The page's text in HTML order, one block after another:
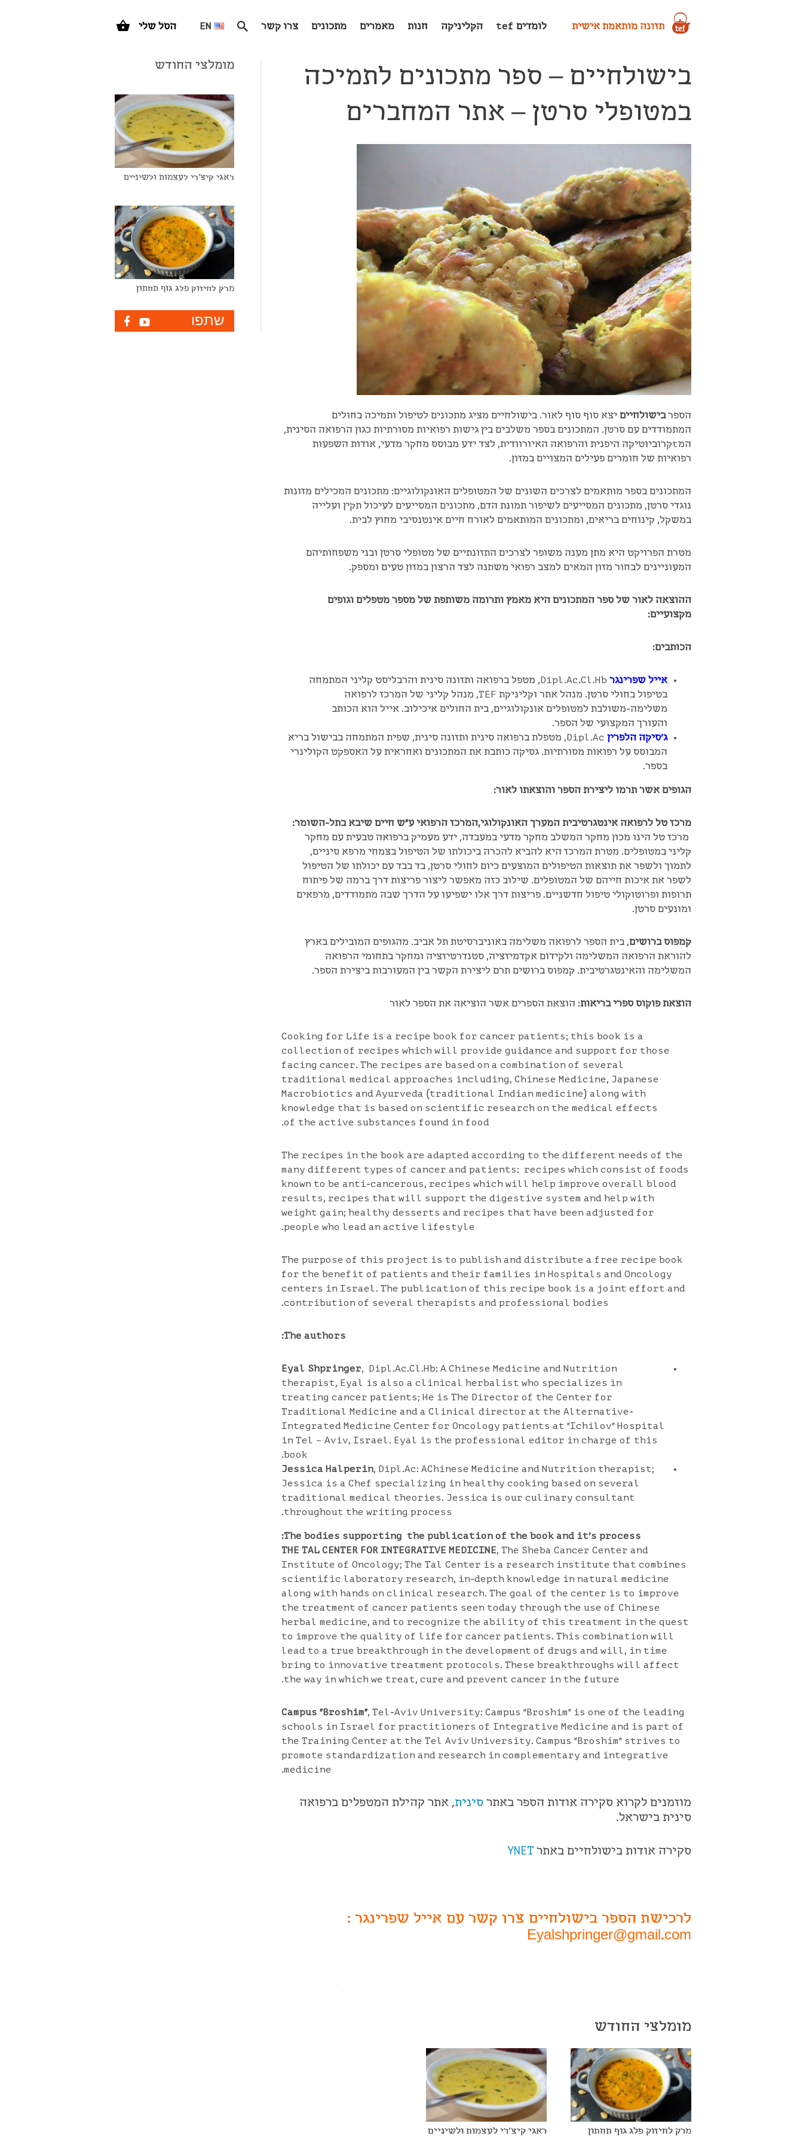
תזונה מותאמת אישית לומדים tef הקליניקה חנות מאמרים מתכונים צרו קשר EN הסל שלי
בישולחיים – ספר מתכונים לתמיכה
במטופלי סרטן – אתר המחברים
הספרבישולחיים יצא סוף סוף לאור. בישולחיים מציג מתכונים לטיפול ותמיכה בחולים
המתמודדים עם סרטן. המתכונים בספר משלבים בין גישות רפואיות מסורתיות כגון הרפואה הסינית,
המtקרוביוטיקה היפנית והרפואה האיורוודית, לצד ידע מבוסס מחקר מדעי, אודות השפעות
רפואיות של חומרים פעילים המצויים במזון.
המתכונים בספר מותאמים לצרכים השונים של המטופלים האונקולוגיים: מתכונים המכילים מזונות
נוגדי סרטן, מתכונים המסייעים לשיפור תמונת הדם, מתכונים המסייעים לעיכול תקין ועלייה
במשקל, קינוחים בריאים, ומתכונים המותאמים לאורח חיים אינטנסיבי מחוץ לבית.
מטרת הפרויקט היא מתן מענה משופר לצרכים התזונתיים של מטופלי סרטן ובני משפחותיהם
המעוניינים לבחור מזון המאים למצב רפואי משתנה לצד הרצון במזון טעים ומספק.
ההוצאה לאור של ספר המתכונים היא מאמץ ותרומה משותפת של מספר מטפלים וגופים
מקצועיים:
הכותבים:
אייל שפרינגר
Dipl.Ac.Cl.Hb, מטפל ברפואה ותזונה סינית והרבליסט קליני המתמחה
בטיפול בחולי סרטן. מנהל אתר וקליניקת TEF, מנהל קליני של המרכז לרפואה
משלימה-משולבת למטופלים אונקולוגיים, בית החולים איכילוב. אייל הוא הכותב
והעורך המקצועי של הספר.
ג'סיקה הלפרין
Dipl.Ac, מטפלת ברפואה סינית ותזונה סינית, שפית המתמחה בבישול בריא
המבוסס על רפואות מסורתיות. גסיקה כותבת את המתכונים ואחראית על האספקט הקולינרי
בספר.
הגופים אשר תרמו ליצירת הספר והוצאתו לאור:
מרכז טל לרפואה אינטגרטיבית המערך האונקולוגי,המרכז הרפואי ע"ש חיים שיבא בתל-השומר:
מרכז טל הינו מכון מחקר המשלב מחקר מדעי במעבדה, ידע מעמיק ברפואה טבעית עם מחקר
קליני במטופלים. מטרת המרכז היא להביא להכרה ביכולתו של הטיפול בצמחי מרפא סיניים,
לתמוך ולשפר את תוצאות הטיפולים המוצעים כיום לחולי סרטן, בד בבד עם יכולתו של הטיפול
לשפר את איכות חייהם של המטופלים. שילוב כזה מאפשר ליצור פריצות דרך ברמה של פיתוח
תרופות ופרוטוקולי טיפול חדשניים. פריצות דרך אלו ישפיעו על הדרך שבה מתמודדים, מרפאים
ומונעים סרטן.
קמפוס ברושים, בית הספר לרפואה משלימה באוניברסיטת תל אביב. מהגופים המובילים בארץ
להוראת הרפואה המשלימה ולקידום אקדמיזציה, סטנדרטיזציה ומחקר בתחומי הרפואה
המשלימה והאינטגרטיבית. קמפוס ברושים תרם ליצירת הקשר בין המעורבות ביצירת הספר.
הוצאת פוקוס ספרי בריאות: הוצאת הספרים אשר הוציאה את הספר לאור
Cooking for Life is a recipe book for cancer patients; this book is a
collection of recipes which will provide guidance and support for those
facing cancer. The recipes are based on a combination of several
traditional medical approaches including, Chinese Medicine, Japanese
Macrobiotics and Ayurveda (traditional Indian medicine) along with
knowledge that is based on scientific research on the medical effects
of the active substances found in food.
The recipes in the book are adapted according to the different needs of the
many different types of cancer and patients: recipes which consist of foods
known to be anti-cancerous, recipes which will help improve overall blood
results, recipes that will support the digestive system and help with
weight gain; healthy desserts and recipes that have been adjusted for
people who lead an active lifestyle.
The purpose of this project is to publish and distribute a free recipe book
for the benefit of patients and their families in Hospitals and Oncology
centers in Israel. The publication of this recipe book is a joint effort and
contribution of several therapists and professional bodies.
The authors:
Eyal Shpringer, Dipl.Ac.Cl.Hb: A Chinese Medicine and Nutrition
therapist, Eyal is also a clinical herbalist who specializes in
treating cancer patients; He is The Director of the Center for
Traditional Medicine and a Clinical director at the Alternative-
Integrated Medicine Center for Oncology patients at "Ichilov" Hospital
in Tel – Aviv, Israel. Eyal is the professional editor in charge of this
book.
Jessica Halperin, Dipl.Ac: AChinese Medicine and Nutrition therapist;
Jessica is a Chef specializing in healthy cooking based on several
traditional medical theories. Jessica is our culinary consultant
throughout the writing process.
The bodies supporting the publication of the book and it's process:
THE TAL CENTER FOR INTEGRATIVE MEDICINE, The Sheba Cancer Center and
Institute of Oncology; The Tal Center is a research institute that combines
scientific laboratory research, in-depth knowledge in natural medicine
along with hands on clinical research. The goal of the center is to improve
the treatment of cancer patients seen today through the use of Chinese
herbal medicine, and to recognize the ability of this treatment in the quest
to improve the quality of life for cancer patients. This combination will
lead to a true breakthrough in the development of drugs and will, in time
bring to innovative treatment protocols. These breakthroughs will affect
the way in which we treat, cure and prevent cancer in the future.
Campus "Broshim", Tel-Aviv University: Campus "Broshim" is one of the leading
schools in Israel for practitioners of Integrative Medicine and is part of
the Training Center at the Tel Aviv University. Campus "Broshim" strives to
promote standardization and research in complementary and integrative
medicine.
מוזמנים לקרוא סקירה אודות הספר באתר סינית, אתר קהילת המטפלים ברפואה
סינית בישראל.
סקירה אודות בישולחיים באתר YNET
לרכישת הספר בישולחיים צרו קשר עם אייל שפרינגר :
Eyalshpringer@gmail.com
מומלצי החודש
מרק לחיזוק פלג גוף תחתון ראגי קיצ'רי לעצמות ולשיניים
מומלצי החודש
ראגי קיצ'רי לעצמות ולשיניים
מרק לחיזוק פלג גוף תחתון
שתפו